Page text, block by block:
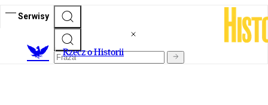
Serwisy
Rzecz o Historii